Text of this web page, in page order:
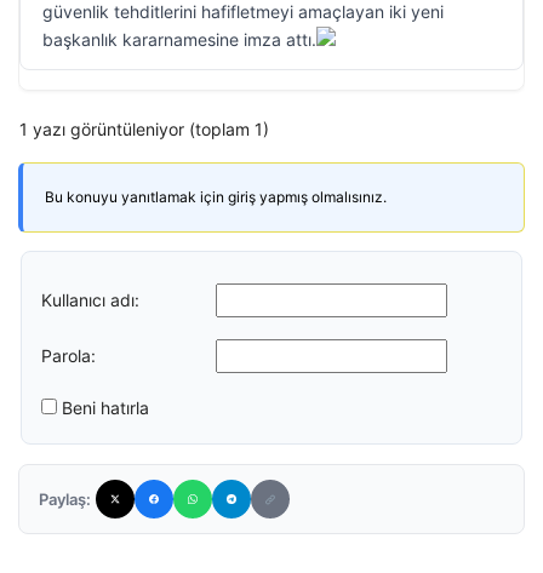
güvenlik tehditlerini hafifletmeyi amaçlayan iki yeni
başkanlık kararnamesine imza attı.
1 yazı görüntüleniyor (toplam 1)
Bu konuyu yanıtlamak için giriş yapmış olmalısınız.
Kullanıcı adı:
Parola:
Beni hatırla
Paylaş: